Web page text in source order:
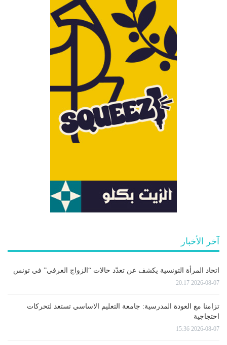
آخر الأخبار
اتحاد المرأة التونسية يكشف عن تعدّد حالات “الزواج العرفي” في تونس
2026-08-07 20:17
تزامنا مع العودة المدرسية: جامعة التعليم الاساسي تستعد لتحركات
احتجاجية
2026-08-07 15:36